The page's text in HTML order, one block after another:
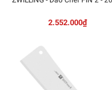
2.552.000₫